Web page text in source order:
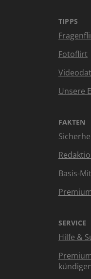
TIPPS
Fotoflirt
Unsere
FAKTEN
Basis-
SERVICE
Hilfe &